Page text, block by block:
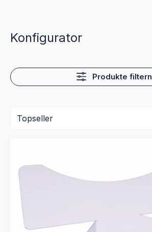
Konfigurator
Produkte filtern